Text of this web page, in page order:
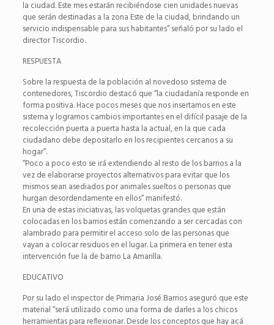
la ciudad. Este mes estarán recibiéndose cien unidades nuevas
que serán destinadas a la zona Este de la ciudad, brindando un
servicio indispensable para sus habitantes” señaló por su lado el
director Tiscordio.
RESPUESTA
Sobre la respuesta de la población al novedoso sistema de
contenedores, Tiscordio destacó que “la ciudadanía responde en
forma positiva. Hace pocos meses que nos insertamos en este
sistema y logramos cambios importantes en el difícil pasaje de la
recolección puerta a puerta hasta la actual, en la que cada
ciudadano debe depositarlo en los recipientes cercanos a su
hogar”.
“Poco a poco esto se irá extendiendo al resto de los barrios a la
vez de elaborarse proyectos alternativos para evitar que los
mismos sean asediados por animales sueltos o personas que
hurgan desordendamente en ellos” manifestó.
En una de estas iniciativas, las volquetas grandes que están
colocadas en los barrios están comenzando a ser cercadas con
alambrado para permitir el acceso solo de las personas que
vayan a colocar residuos en el lugar. La primera en tener esta
intervención fue la de barrio La Amarilla.
EDUCATIVO
Por su lado el inspector de Primaria José Barrios aseguró que este
material “será utilizado como una forma de darles a los chicos
herramientas para reflexionar. Desde los conceptos que hay acá